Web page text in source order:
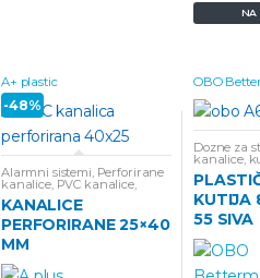
NA
A+ plastic
Alarmni sistemi Perforirane
kanalice, PVC kanalice,
KANALICE
PERFORIRANE 25×40
MM
-48%
OBO
Dozne za
kanalice,
KUTIJA
55 SIVA